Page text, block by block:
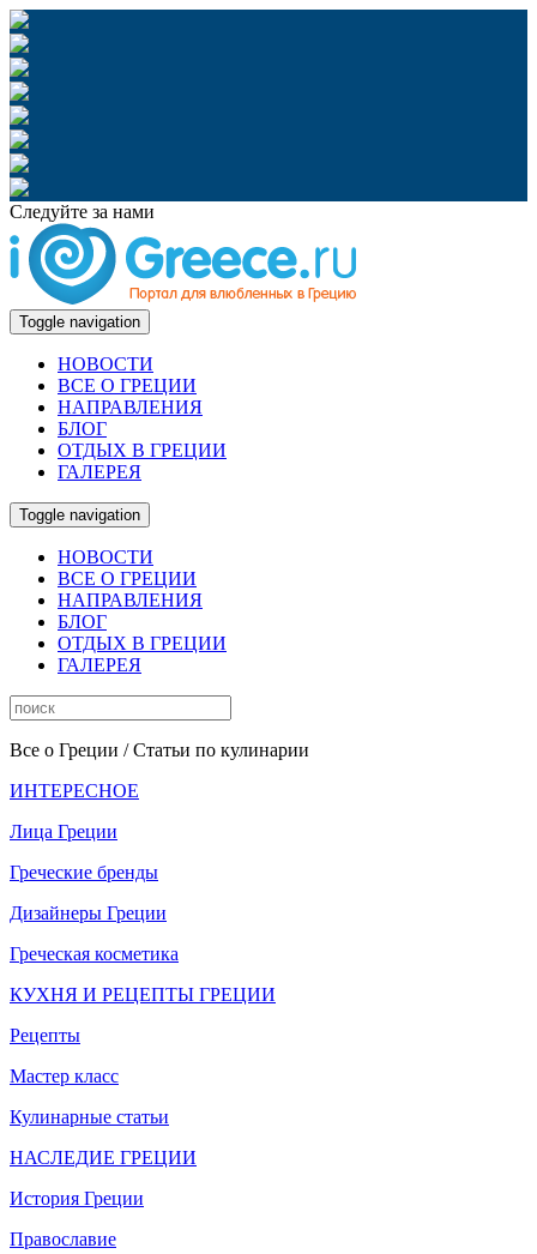
Следуйте за нами
Toggle navigation
НОВОСТИ
ВСЕ О ГРЕЦИИ
НАПРАВЛЕНИЯ
БЛОГ
ОТДЫХ В ГРЕЦИИ
ГАЛЕРЕЯ
Toggle navigation
НОВОСТИ
ВСЕ О ГРЕЦИИ
НАПРАВЛЕНИЯ
БЛОГ
ОТДЫХ В ГРЕЦИИ
ГАЛЕРЕЯ
Все о Греции / Статьи по кулинарии
ИНТЕРЕСНОЕ
Лица Греции
Греческие бренды
Дизайнеры Греции
Греческая косметика
КУХНЯ И РЕЦЕПТЫ ГРЕЦИИ
Рецепты
Мастер класс
Кулинарные статьи
НАСЛЕДИЕ ГРЕЦИИ
История Греции
Православие